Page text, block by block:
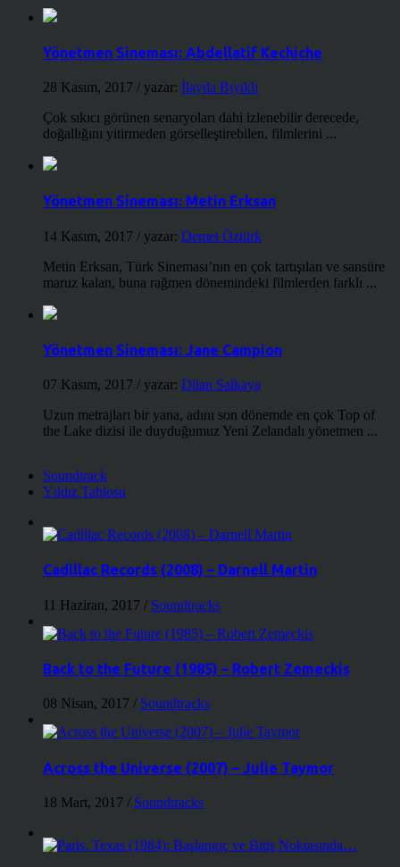
Yönetmen Sineması: Abdellatif Kechiche
28 Kasım, 2017 / yazar: İlayda Bıyıklı
Çok sıkıcı görünen senaryoları dahi izlenebilir derecede,
doğallığını yitirmeden görselleştirebilen, filmlerini ...
Yönetmen Sineması: Metin Erksan
14 Kasım, 2017 / yazar: Demet Öztürk
Metin Erksan, Türk Sineması’nın en çok tartışılan ve sansüre
maruz kalan, buna rağmen dönemindeki filmlerden farklı ...
Yönetmen Sineması: Jane Campion
07 Kasım, 2017 / yazar: Dilan Salkaya
Uzun metrajları bir yana, adını son dönemde en çok Top of
the Lake dizisi ile duyduğumuz Yeni Zelandalı yönetmen ...
Soundtrack
Yıldız Tablosu
Cadillac Records (2008) – Darnell Martin
11 Haziran, 2017 / Soundtracks
Back to the Future (1985) – Robert Zemeckis
08 Nisan, 2017 / Soundtracks
Across the Universe (2007) – Julie Taymor
18 Mart, 2017 / Soundtracks